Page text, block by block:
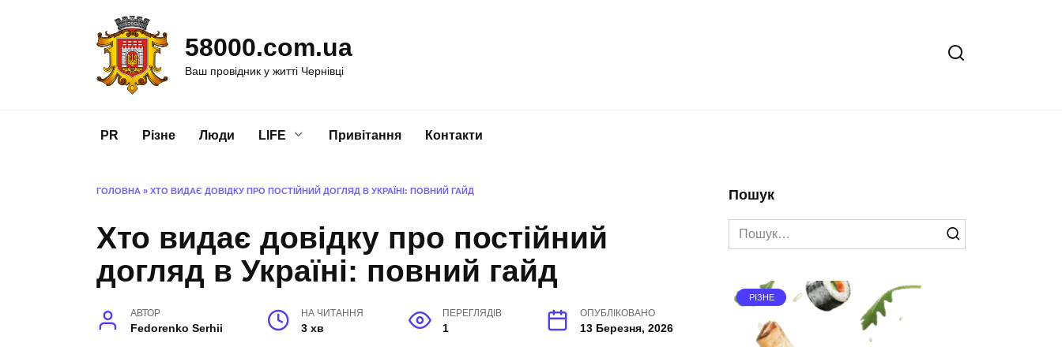
58000.com.ua
Ваш провідник у житті Чернівці
PR Різне Люди LIFE Привітання Контакти
ГОЛОВНА » ХТО ВИДАЄ ДОВІДКУ ПРО ПОСТІЙНИЙ ДОГЛЯД В УКРАЇНІ: ПОВНИЙ ГАЙД
Хто видає довідку про постійний
догляд в Україні: повний гайд
АВТОР
Fedorenko Serhii
НА ЧИТАННЯ
3 хв
ПЕРЕГЛЯДІВ
1
ОПУБЛІКОВАНО
13 Березня, 2026
Пошук
Search
for:
РІЗНЕ